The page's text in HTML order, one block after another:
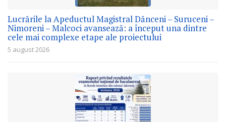
Lucrările la Apeductul Magistral Dănceni – Suruceni –
Nimoreni – Malcoci avansează: a început una dintre
cele mai complexe etape ale proiectului
5 august 2026